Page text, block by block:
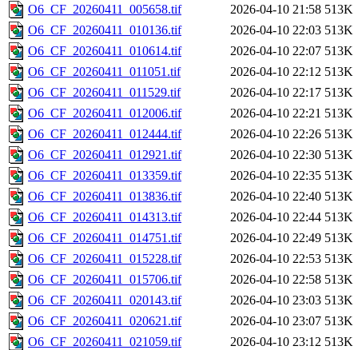
O6_CF_20260411_005658.tif
2026-04-10 21:58 513K
O6_CF_20260411_010136.tif
2026-04-10 22:03 513K
O6_CF_20260411_010614.tif
2026-04-10 22:07 513K
O6_CF_20260411_011051.tif
2026-04-10 22:12 513K
O6_CF_20260411_011529.tif
2026-04-10 22:17 513K
O6_CF_20260411_012006.tif
2026-04-10 22:21 513K
O6_CF_20260411_012444.tif
2026-04-10 22:26 513K
O6_CF_20260411_012921.tif
2026-04-10 22:30 513K
O6_CF_20260411_013359.tif
2026-04-10 22:35 513K
O6_CF_20260411_013836.tif
2026-04-10 22:40 513K
O6_CF_20260411_014313.tif
2026-04-10 22:44 513K
O6_CF_20260411_014751.tif
2026-04-10 22:49 513K
O6_CF_20260411_015228.tif
2026-04-10 22:53 513K
O6_CF_20260411_015706.tif
2026-04-10 22:58 513K
O6_CF_20260411_020143.tif
2026-04-10 23:03 513K
O6_CF_20260411_020621.tif
2026-04-10 23:07 513K
O6_CF_20260411_021059.tif
2026-04-10 23:12 513K